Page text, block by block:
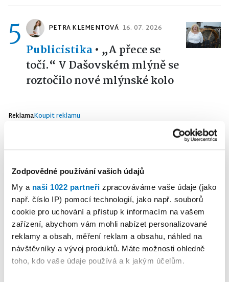
Zodpovědné používání vašich údajů
My a naši 1022 partneři zpracováváme vaše údaje (jako
např. číslo IP) pomocí technologií, jako např. souborů
cookie pro uchování a přístup k informacím na vašem
zařízení, abychom vám mohli nabízet personalizované
reklamy a obsah, měření reklam a obsahu, náhled na
návštěvníky a vývoj produktů. Máte možnosti ohledně
toho, kdo vaše údaje používá a k jakým účelům.
5 PETRA KLEMENTOVÁ 16. 07. 2026
Publicistika• „A přece se
točí.“ V Dašovském mlýně se
roztočilo nové mlýnské kolo
ReklamaKoupit reklamu